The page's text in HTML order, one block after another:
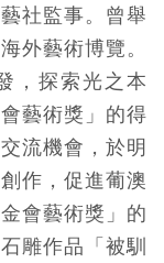
社監事。曾舉
外藝術博覽。
，探索光之本
藝術獎」的得
流機會，於明
作，促進葡澳
會藝術獎」的
雕作品「被馴